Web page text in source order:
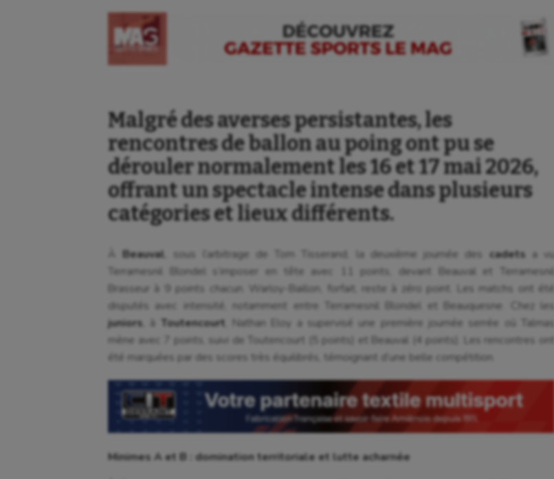
Aéronautique
Athlétisme
Danse
Equitation
Kayak-polo
Korfbal
Malgré des averses persistantes, les
rencontres de ballon au poing ont pu se
dérouler normalement les 16 et 17 mai 2026,
offrant un spectacle intense dans plusieurs
catégories et lieux différents.
ÀBeauval , sous l’arbitrage de Tom Tisserand, la deuxième journée des cadets a vu
Terramesnil Blondel s’imposer en tête avec 11 points, devant Beauval et Terramesnil
Brasseur à 9 points chacun. Warloy-Baillon, forfait, reste à zéro point. Les matchs ont été
disputés avec intensité, notamment entre Terramesnil Blondel et Beauquesne. Chez les
juniors , à Toutencourt , Nathan Eloy a supervisé une première journée serrée où Talmas
mène avec 7 points, suivi de Toutencourt (5 points) et Beauval (4 points). Les rencontres ont
été marquées par des scores très équilibrés, témoignant d’une belle compétition.
Minimes A et B : domination territoriale et lutte acharnée